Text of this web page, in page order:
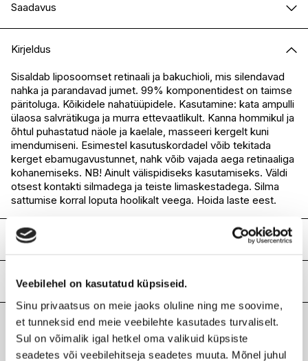
Veebilehel on kasutatud küpsiseid.
Sinu privaatsus on meie jaoks oluline ning me soovime,
et tunneksid end meie veebilehte kasutades turvaliselt.
Sul on võimalik igal hetkel oma valikuid küpsiste
seadetes või veebilehitseja seadetes muuta. Mõnel juhul
Saadavus
I.L.U. Kristiine
I.L.U. Ülemiste
Ei ole saadaval
I.L.U. Rocca
Saadaval
I.L.U. Lõunakeskus
Saadaval
I.L.U. Pärnu
Ei ole saadaval
Kirjeldus
Sisaldab liposoomset retinaali ja bakuchioli, mis silendavad
nahka ja parandavad jumet. 99% komponentidest on taimse
päritoluga. Kõikidele nahatüüpidele. Kasutamine: kata ampulli
ülaosa salvrätikuga ja murra ettevaatlikult. Kanna hommikul ja
õhtul puhastatud näole ja kaelale, masseeri kergelt kuni
imendumiseni. Esimestel kasutuskordadel võib tekitada
kerget ebamugavustunnet, nahk võib vajada aega retinaaliga
kohanemiseks. NB! Ainult välispidiseks kasutamiseks. Väldi
otsest kontakti silmadega ja teiste limaskestadega. Silma
sattumise korral loputa hoolikalt veega. Hoida laste eest.
Koostis
GLYCERIN, RETINAL, SODIUM GLUCONATE, BAKUCHIOL,
PARFUM (FRAGRANCE),ACACIA SENEGAL GUM,
XANTHAN GUM, SODIUM HYDROXIDE, LECITHIN,
HYDROXYACETOPHENONE, TOCOPHEROL.
Lisainfo
Kaubamärk
LACABINE
Laokood
H0200968
Viimati vaadatud tooted